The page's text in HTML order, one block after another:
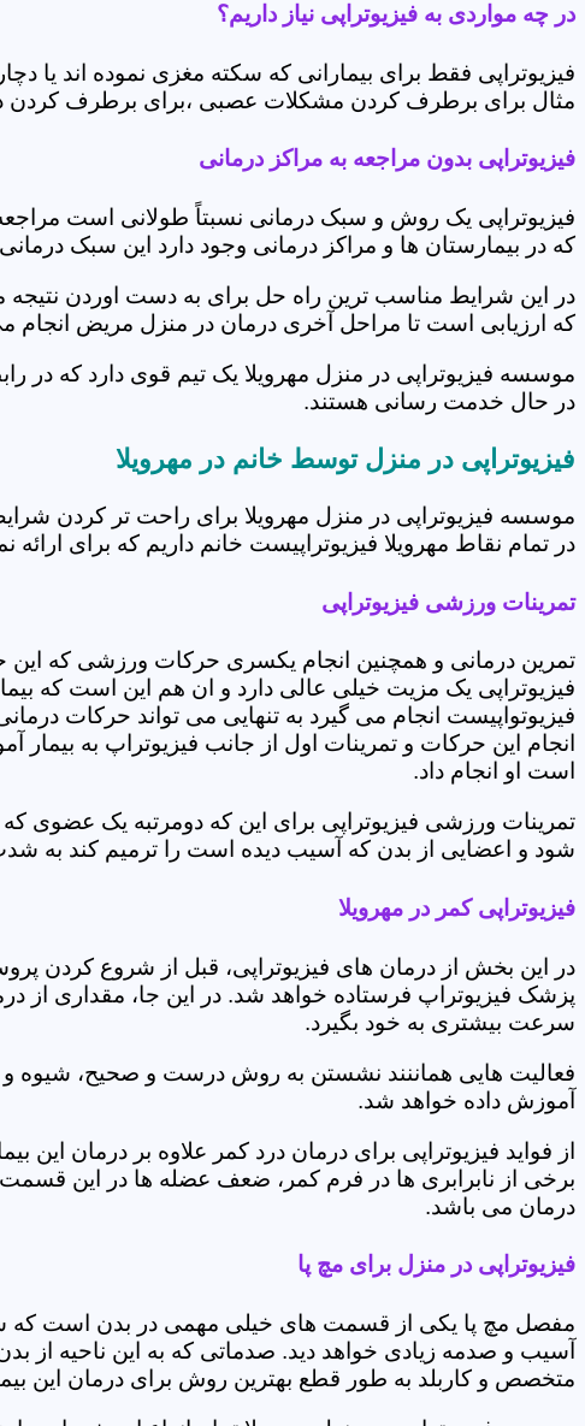
در چه مواردی به فیزیوتراپی نیاز داریم؟
فیزیوتراپی فقط برای بیمارانی که سکته مغزی نموده اند
مثال برای برطرف کردن مشکلات عصبی ،برای برطرف کردن
فیزیوتراپی بدون مراجعه به مراکز درمانی
فیزیوتراپی یک روش و سبک درمانی نسبتاً طولانی است
که در بیمارستان ها و مراکز درمانی وجود دارد این سبک
در این شرایط مناسب ترین راه حل برای به دست اوردن نتیجه
که ارزیابی است تا مراحل آخری درمان در منزل مریض انجام
موسسه فیزیوتراپی در منزل مهرویلا یک تیم قوی دارد که در
در حال خدمت رسانی هستند.
فیزیوتراپی در منزل توسط خانم در مهرویلا
موسسه فیزیوتراپی در منزل مهرویلا برای راحت تر کردن
در تمام نقاط مهرویلا فیزیوتراپیست خانم داریم که برای
تمرینات ورزشی فیزیوتراپی
تمرین درمانی و همچنین انجام یکسری حرکات ورزشی که
فیزیوتراپی یک مزیت خیلی عالی دارد و ان هم این است که
فیزیوتواپیست انجام می گیرد به تنهایی می تواند حرکات
انجام این حرکات و تمرینات اول از جانب فیزیوتراپ به
است او انجام داد.
تمرینات ورزشی فیزیوتراپی برای این که دومرتبه یک
شود و اعضایی از بدن که آسیب دیده است را ترمیم کند به
فیزیوتراپی کمر در مهرویلا
در این بخش از درمان های فیزیوتراپی، قبل از شروع کردن
پزشک فیزیوتراپ فرستاده خواهد شد. در این جا، مقداری از
سرعت بیشتری به خود بگیرد.
فعالیت هایی هماننند نشستن به روش درست و صحیح، شیوه و
آموزش داده خواهد شد.
از فواید فیزیوتراپی برای درمان درد کمر علاوه بر
برخی از نابرابری ها در فرم کمر، ضعف عضله ها در این
درمان می باشد.
فیزیوتراپی در منزل برای مچ پا
مفصل مچ پا یکی از قسمت های خیلی مهمی در بدن است که
آسیب و صدمه زیادی خواهد دید. صدماتی که به این ناحیه از
متخصص و کاربلد به طور قطع بهترین روش برای درمان این